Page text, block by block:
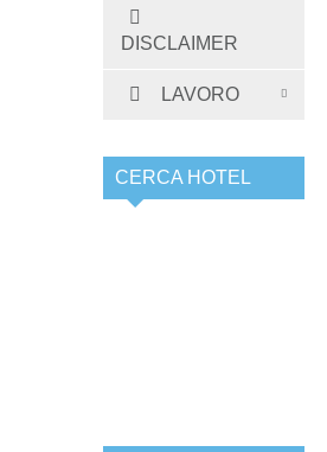
DISCLAIMER
LAVORO
CERCA HOTEL